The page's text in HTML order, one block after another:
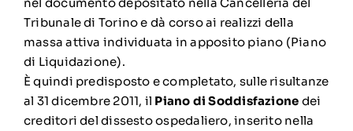
Tribunale di Torino e dà corso ai realizzi della
massa attiva individuata in apposito piano (Piano
di Liquidazione).
È quindi predisposto e completato, sulle risultanze
al 31 dicembre 2011, il Piano di Soddisfazione dei
creditori del dissesto ospedaliero, inserito nella